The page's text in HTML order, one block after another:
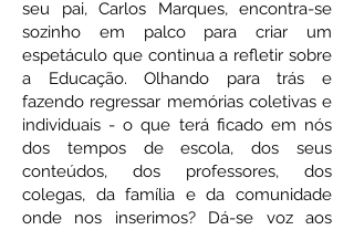
seu pai, Carlos Marques, encontra-se
sozinho em palco para criar um
espetáculo que continua a refletir sobre
a Educação. Olhando para trás e
fazendo regressar memórias coletivas e
individuais - o que terá ficado em nós
dos tempos de escola, dos seus
conteúdos, dos professores, dos
colegas, da família e da comunidade
onde nos inserimos? Dá-se voz aos